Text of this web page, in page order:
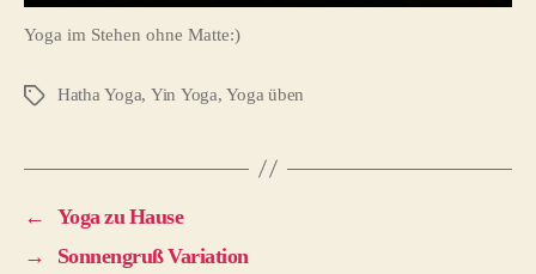
Yoga im Stehen ohne Matte:)
Schlagwörter
Hatha Yoga, Yin Yoga,Yoga üben
← Yoga zu Hause
→
Sonnengruß Variation